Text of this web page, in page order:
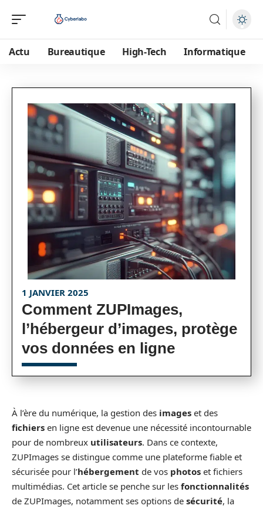
Actu Bureautique High-Tech Informatique
1 JANVIER 2025
Comment ZUPImages,
l’hébergeur d’images, protège
vos données en ligne
À l’ère du numérique, la gestion des images et des
fichiers en ligne est devenue une nécessité incontournable
pour de nombreux utilisateurs. Dans ce contexte,
ZUPImages se distingue comme une plateforme fiable et
sécurisée pour l’hébergement de vos photos et fichiers
multimédias. Cet article se penche sur les fonctionnalités
de ZUPImages, notamment ses options de sécurité, la